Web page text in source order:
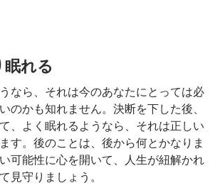
眠れる
なら、それは今のあなたにとっては必
のかも知れません。決断を下した後、
、よく眠れるようなら、それは正しい
す。後のことは、後から何とかなりま
可能性に心を開いて、人生が紐解かれ
見守りましょう。